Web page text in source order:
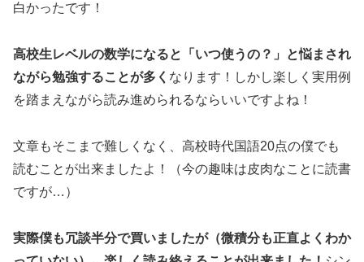
白かったです！
高校生レベルの数学になると「いつ使うの？」と悩まされ
ながら勉強することが多く なります！しかし楽しく実用例
を踏まえながら読み進められるならいいですよね！
文章もそこまで難しくなく、高校時代国語20点の僕でも
読むことが出来ましたよ！（今の趣味は皮肉なことに読書
ですが…）
実際僕も冗談半分で買いましたが（微積分も正直よくわか